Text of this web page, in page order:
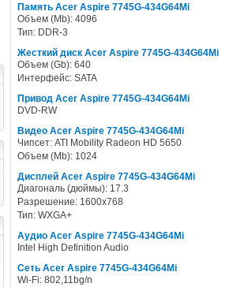
Память Acer Aspire 7745G-434G64Mi
Объем (Mb): 4096
Тип: DDR-3
Жесткий диск Acer Aspire 7745G-434G64Mi
Объем (Gb): 640
Интерфейс: SATA
Привод Acer Aspire 7745G-434G64Mi
DVD-RW
Видео Acer Aspire 7745G-434G64Mi
Чипсет: ATI Mobility Radeon HD 5650
Объем (Mb): 1024
Дисплей Acer Aspire 7745G-434G64Mi
Диагональ (дюймы): 17.3
Разрешение: 1600x768
Тип: WXGA+
Аудио Acer Aspire 7745G-434G64Mi
Intel High Definition Audio
Сеть Acer Aspire 7745G-434G64Mi
Wi-Fi: 802,11bg/n